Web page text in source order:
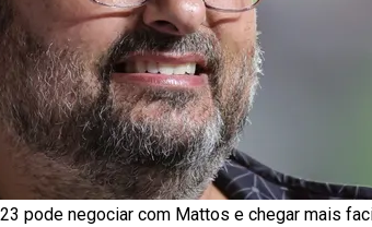
pode negociar com Mattos e chegar mais